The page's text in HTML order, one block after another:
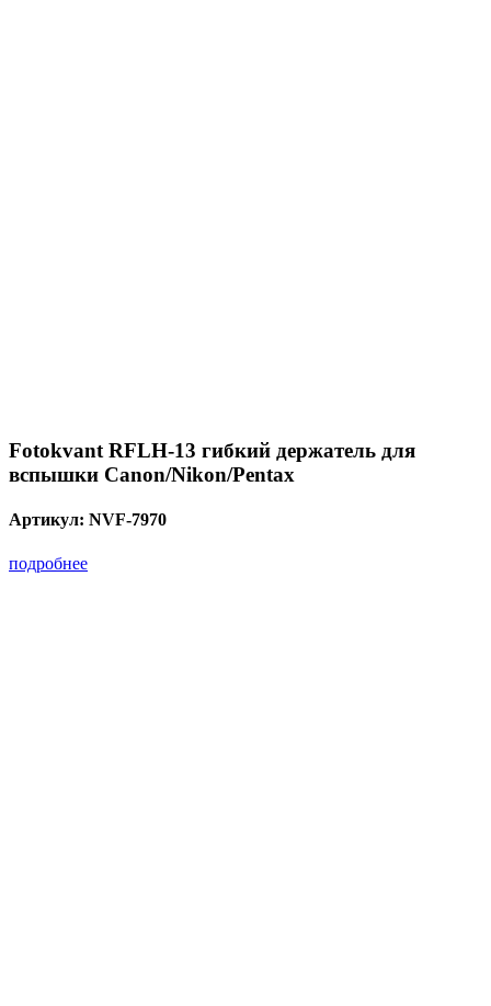
Fotokvant RFLH-13 гибкий держатель для
вспышки Canon/Nikon/Pentax
Артикул: NVF-7970
подробнее